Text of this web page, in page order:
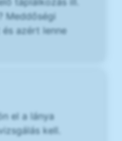
Meddőségi
azért lenne
el a lánya
kell.